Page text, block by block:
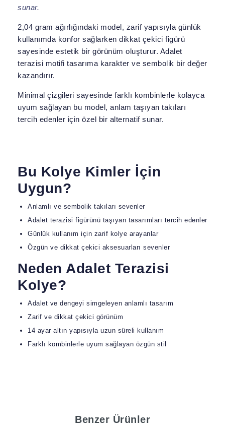
sunar.
2,04 gram ağırlığındaki model, zarif yapısıyla günlük
kullanımda konfor sağlarken dikkat çekici figürü
sayesinde estetik bir görünüm oluşturur. Adalet
terazisi motifi tasarıma karakter ve sembolik bir değer
kazandırır.
Minimal çizgileri sayesinde farklı kombinlerle kolayca
uyum sağlayan bu model, anlam taşıyan takıları
tercih edenler için özel bir alternatif sunar.
Bu Kolye Kimler İçin
Uygun?
Anlamlı ve sembolik takıları sevenler
Adalet terazisi figürünü taşıyan tasarımları tercih edenler
Günlük kullanım için zarif kolye arayanlar
Özgün ve dikkat çekici aksesuarları sevenler
Neden Adalet Terazisi
Kolye?
Adalet ve dengeyi simgeleyen anlamlı tasarım
Zarif ve dikkat çekici görünüm
14 ayar altın yapısıyla uzun süreli kullanım
Farklı kombinlerle uyum sağlayan özgün stil
Benzer Ürünler